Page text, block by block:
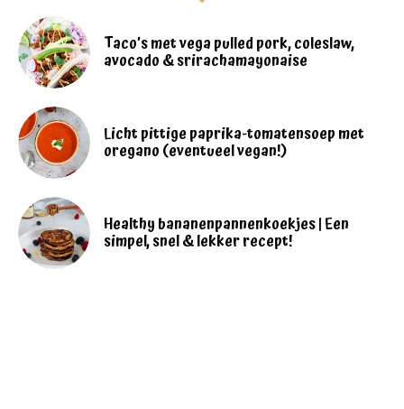
Taco’s met vega pulled pork, coleslaw,
avocado & srirachamayonaise
Licht pittige paprika-tomatensoep met
oregano (eventueel vegan!)
Healthy bananenpannenkoekjes | Een
simpel, snel & lekker recept!